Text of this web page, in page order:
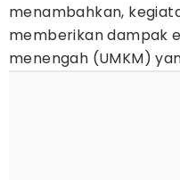
menambahkan,
memberikan dampak
menengah (UMKM)